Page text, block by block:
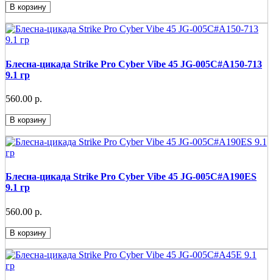
В корзину
Блесна-цикада Strike Pro Cyber Vibe 45 JG-005C#A150-713
9.1 гр
560.00 р.
В корзину
Блесна-цикада Strike Pro Cyber Vibe 45 JG-005C#A190ES
9.1 гр
560.00 р.
В корзину